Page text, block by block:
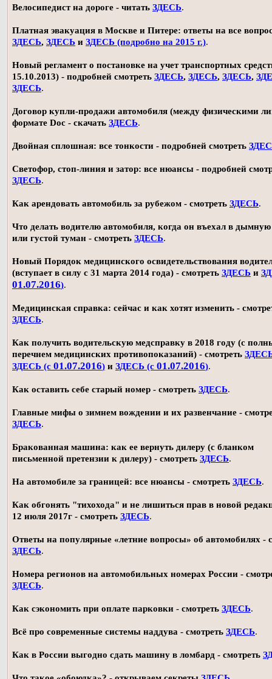
Велосипедист на дороге - читать ЗДЕСЬ.
Платная эвакуация в Москве и Питере: ответы на все
ЗДЕСЬ, ЗДЕСЬ и ЗДЕСЬ (подробно на 2015 г.).
Новый регламент о постановке на учет транспортных
15.10.2013) - подробней смотреть ЗДЕСЬ, ЗДЕСЬ, ЗДЕСЬ,
ЗДЕСЬ.
Договор купли-продажи автомобиля (между физическими
формате Doc - скачать ЗДЕСЬ.
Двойная сплошная: все тонкости - подробней смотреть
Светофор, стоп-линия и затор: все нюансы - подробней
ЗДЕСЬ.
Как арендовать автомобиль за рубежом - смотреть ЗДЕСЬ.
Что делать водителю автомобиля, когда он въехал в дымную
или густой туман - смотреть ЗДЕСЬ.
Новый Порядок медицинского освидетельствования
(вступает в силу с 31 марта 2014 года) - смотреть ЗДЕСЬ и
01.07.2016).
Медицинская справка: сейчас и как хотят изменить -
ЗДЕСЬ.
Как получить водительскую медсправку в 2018 году (с
перечнем медицинских противопоказаний) - смотреть
ЗДЕСЬ (с 01.07.2016) и ЗДЕСЬ (с 01.07.2016).
Как оставить себе старый номер - смотреть ЗДЕСЬ.
Главные мифы о зимнем вождении и их развенчание -
ЗДЕСЬ.
Бракованная машина: как ее вернуть дилеру (с бланком
письменной претензии к дилеру) - смотреть ЗДЕСЬ.
На автомобиле за границей: все нюансы - смотреть ЗДЕСЬ.
Как обгонять "тихохода" и не лишиться прав в новой
12 июля 2017г - смотреть ЗДЕСЬ.
Ответы на популярные «летние вопросы» об автомобилях -
ЗДЕСЬ.
Номера регионов на автомобильных номерах России -
ЗДЕСЬ.
Как сэкономить при оплате парковки - смотреть ЗДЕСЬ.
Всё про современные системы наддува - смотреть ЗДЕСЬ.
Как в России выгодно сдать машину в ломбард - смотреть